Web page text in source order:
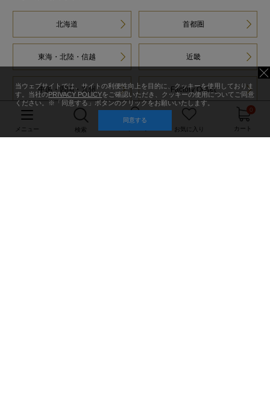
北海道 首都圏
東海・北陸・信越 近畿
中国・四国・九州 Factory Outlet
メニュー 検索 お気に入り
0
カート
当ウェブサイトでは、サイトの利便性向上を目的に、クッキーを使用しておりま
す。当社のPRIVACY POLICYをご確認いただき、クッキーの使用についてご同意
ください。※「同意する」ボタンのクリックをお願いいたします。
同意する